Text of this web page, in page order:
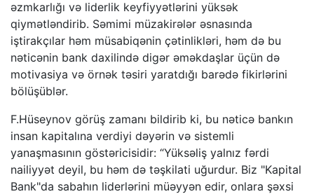
əzmkarlığı və liderlik keyfiyyətlərini yüksək
qiymətləndirib. Səmimi müzakirələr əsnasında
iştirakçılar həm müsabiqənin çətinlikləri, həm də bu
nəticənin bank daxilində digər əməkdaşlar üçün də
motivasiya və örnək təsiri yaratdığı barədə fikirlərini
bölüşüblər.
F.Hüseynov görüş zamanı bildirib ki, bu nəticə bankın
insan kapitalına verdiyi dəyərin və sistemli
yanaşmasının göstəricisidir: “Yüksəliş yalnız fərdi
nailiyyət deyil, bu həm də təşkilati uğurdur. Biz "Kapital
Bank"da sabahın liderlərini müəyyən edir, onlara şəxsi